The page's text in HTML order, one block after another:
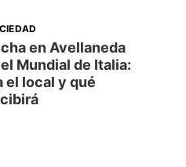
en Avellaneda
Mundial de Italia:
el local y qué